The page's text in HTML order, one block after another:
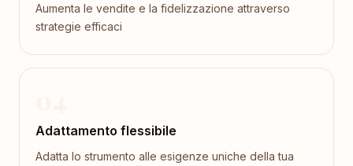
Aumenta le vendite e la fidelizzazione attraverso
strategie efficaci
Adattamento flessibile
Adatta lo strumento alle esigenze uniche della tua